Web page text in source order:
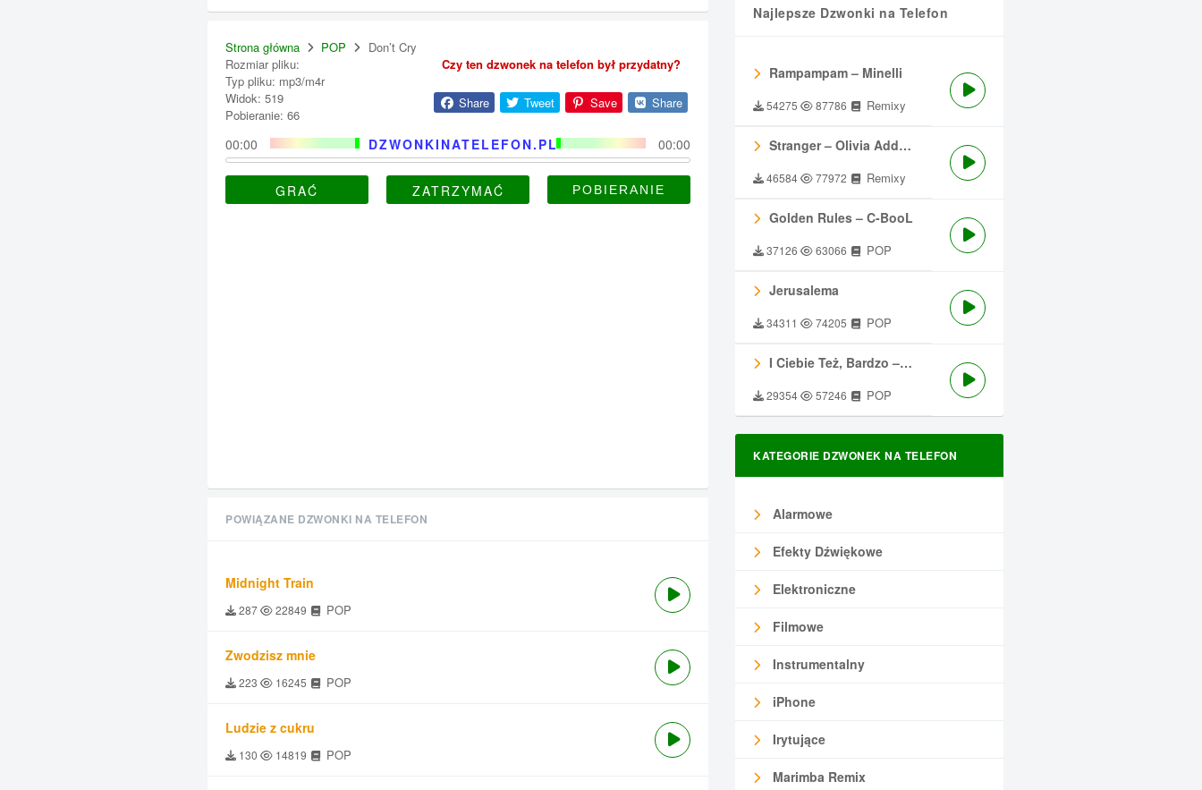
Strona główna POP
Don’t Cry
Rozmiar pliku:
Typ pliku: mp3/m4r
Widok: 519
Pobieranie: 66
Czy ten dzwonek na telefon był przydatny?
Share Tweet Save Share
DZWONKINATELEFON.PL
00:00 00:00
GRAĆ ZATRZYMAĆ
Najlepsze Dzwonki na Telefon
Rampampam – Minelli
54275 87786 Remixy
Stranger – Olivia Addams
46584 77972 Remixy
Golden Rules – C-BooL
37126 63066 POP
Jerusalema
34311 74205 POP
I Ciebie Też, Bardzo – Męskie Granie
29354 57246 POP
KATEGORIE DZWONEK NA TELEFON
Alarmowe
Efekty Dźwiękowe
Elektroniczne
Filmowe
Instrumentalny
iPhone
Irytujące
Marimba Remix
POWIĄZANE DZWONKI NA TELEFON
Midnight Train
287 22849 POP
Zwodzisz mnie
223 16245 POP
Ludzie z cukru
130 14819 POP